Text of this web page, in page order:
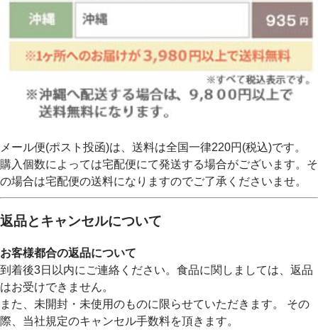
メール便(ポスト投函)は、送料は全国一律220円(税込)です。
購入個数によっては宅配便にて発送する場合がございます。そ
の場合は宅配便の送料になりますのでご了承くださいませ。
返品とキャンセルについて
お客様都合の返品について
到着後3日以内にご連絡ください。食品に関しましては、返品
はお受けできません。
また、未開封・未使用のものに限らせていただきます。 その
際、当社規定のキャンセル手数料を頂きます。